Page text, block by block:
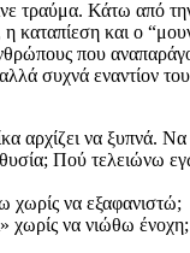
τραύμα. Κάτω από
η καταπίεση και ο
που
συχνά εναντίον
αρχίζει να ξυπνά.
θυσία; Πού τελειώνω
να εξαφανιστώ;
να νιώθω ένοχη;